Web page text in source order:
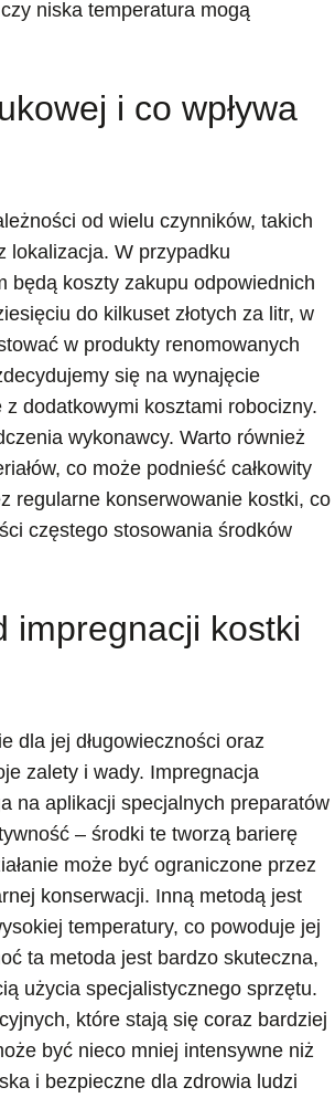
niska temperatura mogą
i co wpływa
od wielu czynników, takich
lokalizacja. W przypadku
będą koszty zakupu odpowiednich
do kilkuset złotych za litr, w
w produkty renomowanych
się na wynajęcie
dodatkowymi kosztami robocizny.
wykonawcy. Warto również
co może podnieść całkowity
regularne konserwowanie kostki, co
częstego stosowania środków
impregnacji kostki
dla jej długowieczności oraz
zalety i wady. Impregnacja
na aplikacji specjalnych preparatów
– środki te tworzą barierę
może być ograniczone przez
konserwacji. Inną metodą jest
temperatury, co powoduje jej
ta metoda jest bardzo skuteczna,
użycia specjalistycznego sprzętu.
które stają się coraz bardziej
być nieco mniej intensywne niż
i bezpieczne dla zdrowia ludzi